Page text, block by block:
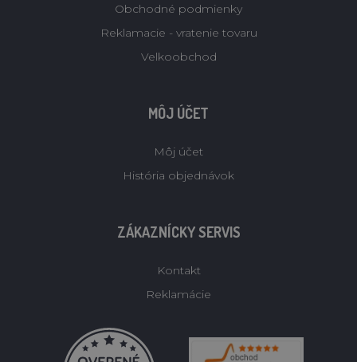
Obchodné podmienky
Reklamacie - vratenie tovaru
Velkoobchod
MÔJ ÚČET
Môj účet
História objednávok
ZÁKAZNÍCKY SERVIS
Kontakt
Reklamácie